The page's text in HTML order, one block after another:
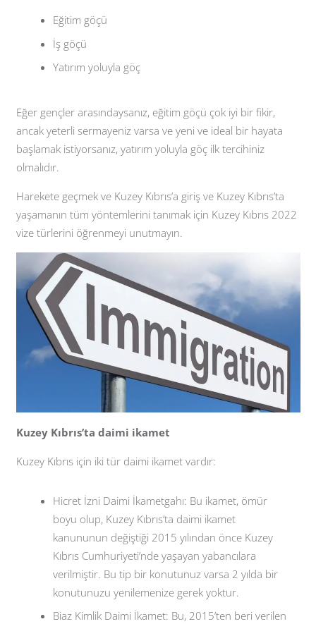
Eğitim göçü
İş göçü
Yatırım yoluyla göç
Eğer gençler arasındaysanız, eğitim göçü çok iyi bir fikir,
ancak yeterli sermayeniz varsa ve yeni ve ideal bir hayata
başlamak istiyorsanız, yatırım yoluyla göç ilk tercihiniz
olmalıdır.
Harekete geçmek ve Kuzey Kıbrıs’a giriş ve Kuzey Kıbrıs’ta
yaşamanın tüm yöntemlerini tanımak için Kuzey Kıbrıs 2022
vize türlerini öğrenmeyi unutmayın.
Kuzey Kıbrıs’ta daimi ikamet
Kuzey Kıbrıs için iki tür daimi ikamet vardır:
Hicret İzni Daimi İkametgahı: Bu ikamet, ömür
boyu olup, Kuzey Kıbrıs’ta daimi ikamet
kanununun değiştiği 2015 yılından önce Kuzey
Kıbrıs Cumhuriyeti’nde yaşayan yabancılara
verilmiştir. Bu tip bir konutunuz varsa 2 yılda bir
konutunuzu yenilemenize gerek yoktur.
Biaz Kimlik Daimi İkamet: Bu, 2015’ten beri verilen